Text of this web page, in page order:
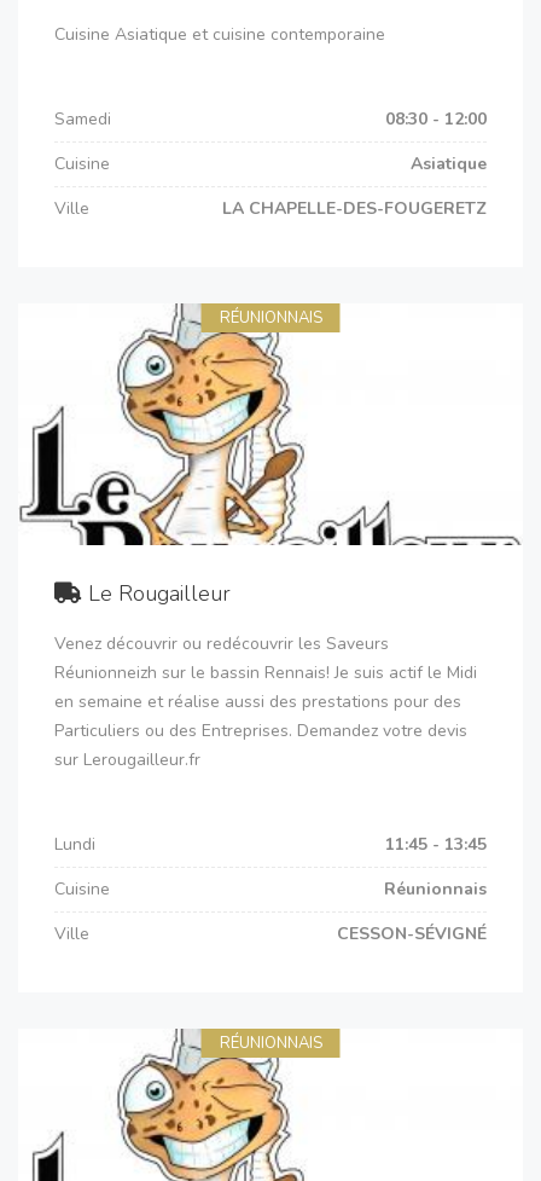
Cuisine Asiatique et cuisine contemporaine
Samedi
08:30 - 12:00
Cuisine
Asiatique
Ville
LA CHAPELLE-DES-FOUGERETZ
RÉUNIONNAIS
Le Rougailleur
Venez découvrir ou redécouvrir les Saveurs
Réunionneizh sur le bassin Rennais! Je suis actif le Midi
en semaine et réalise aussi des prestations pour des
Particuliers ou des Entreprises. Demandez votre devis
sur Lerougailleur.fr
Lundi
11:45 - 13:45
Cuisine
Réunionnais
Ville
CESSON-SÉVIGNÉ
RÉUNIONNAIS